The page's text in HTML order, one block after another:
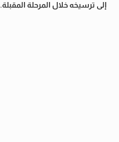
إلى ترسيخه خلال المرحلة المقبلة.